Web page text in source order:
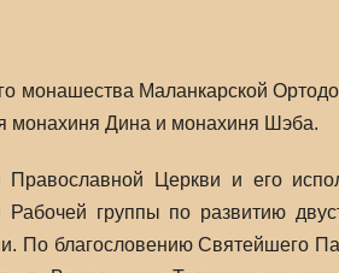
монашества Маланкарской
монахиня Дина и монахиня Шэба.
Православной Церкви и его
Рабочей группы по развитию
По благословению Святейшего